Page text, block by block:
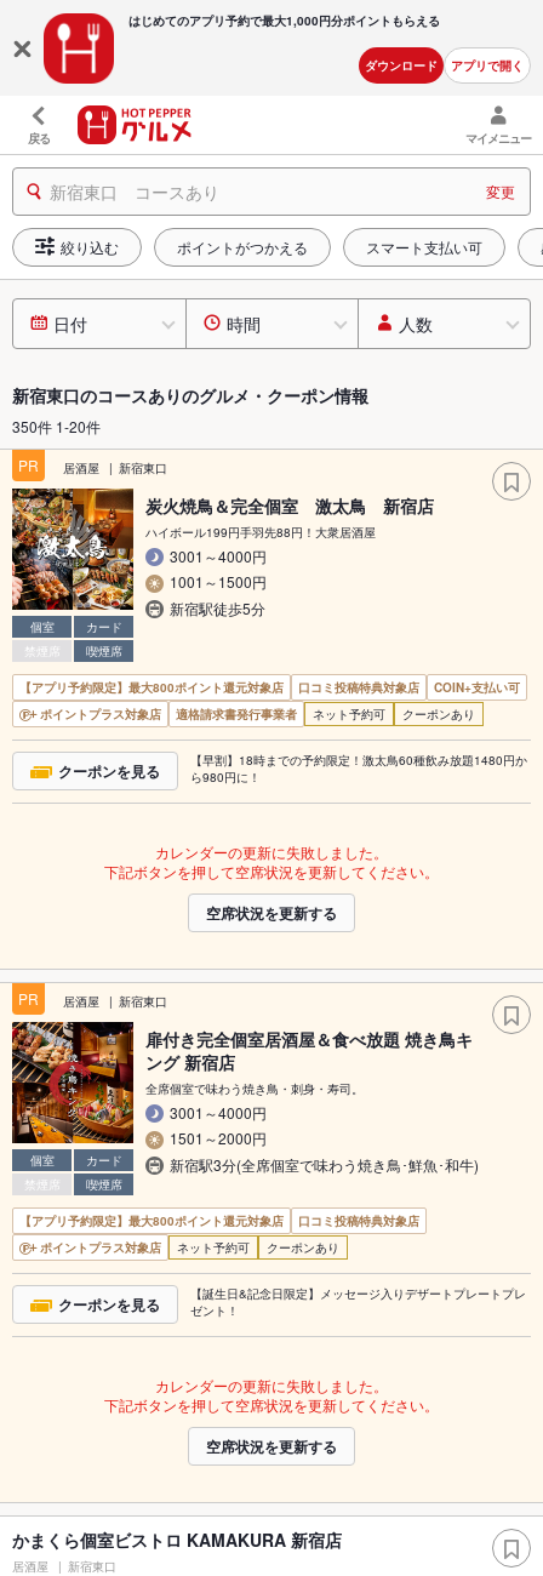
はじめてのアプリ予約で最大1,000円分ポイントもらえる
ダウンロード アプリで開く
戻る マイメニュー
新宿東口 コースあり 変更
絞り込む ポイントがつかえる スマート支払い可
日付 時間 人数
新宿東口のコースありのグルメ・クーポン情報
350件 1-20件
PR
居酒屋 新宿東口
個室
カード
禁煙席
喫煙席
炭火焼鳥＆完全個室 激太鳥 新宿店
ハイボール199円手羽先88円！大衆居酒屋
3001～4000円
1001～1500円
新宿駅徒歩5分
【アプリ予約限定】最大800ポイント還元対象店 口コミ投稿特典対象店
COIN+支払い可
ポイントプラス対象店
適格請求書発行事業者 ネット予約可 クーポンあり
クーポンを見る
【早割】18時までの予約限定！激太鳥60種飲み放題1480円か
ら980円に！
カレンダーの更新に失敗しました。
下記ボタンを押して空席状況を更新してください。
空席状況を更新する
PR 居酒屋 新宿東口
個室
カード
禁煙席
喫煙席
扉付き完全個室居酒屋＆食べ放題 焼き鳥キ
ング 新宿店
全席個室で味わう焼き鳥・刺身・寿司。
3001～4000円
1501～2000円
新宿駅3分(全席個室で味わう焼き鳥･鮮魚･和牛)
【アプリ予約限定】最大800ポイント還元対象店
口コミ投稿特典対象店
ポイントプラス対象店
ネット予約可 クーポンあり
クーポンを見る
【誕生日&記念日限定】メッセージ入りデザートプレートプレ
ゼント！
カレンダーの更新に失敗しました。
下記ボタンを押して空席状況を更新してください。
空席状況を更新する
かまくら個室ビストロ KAMAKURA 新宿店
居酒屋 新宿東口